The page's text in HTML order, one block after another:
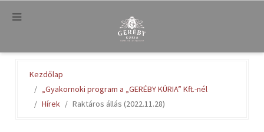
.
Kezdőlap
„Gyakornoki program a „GERÉBY KÚRIA” Kft.-nél
Hírek
Raktáros állás (2022.11.28)